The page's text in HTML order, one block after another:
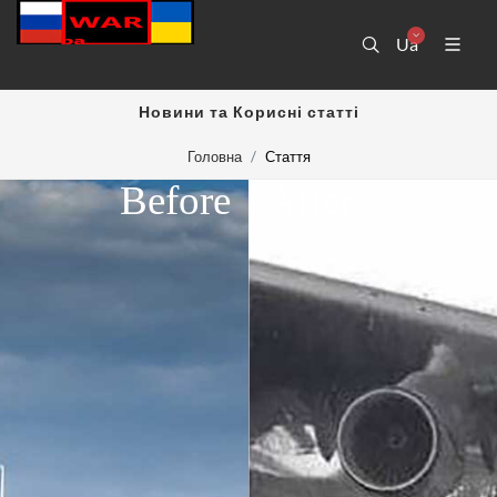
Ua
Новини та Корисні статті
Головна Стаття
Before